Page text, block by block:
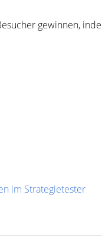
gewinnen,
im Strategietester